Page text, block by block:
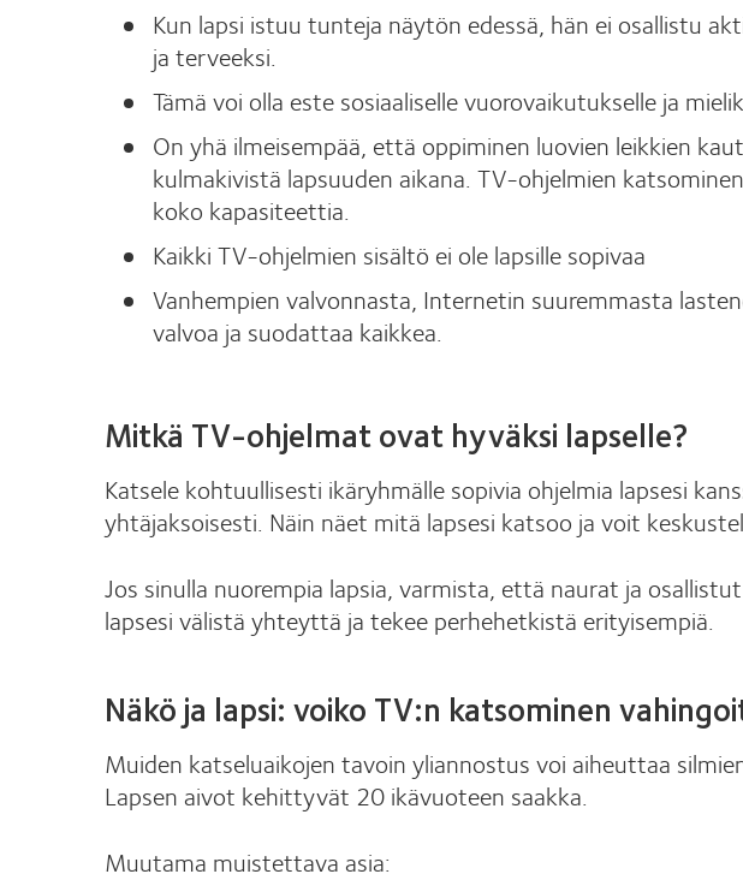
Kun lapsi istuu tunteja näytön edessä, hän ei osallistu
ja terveeksi.
Tämä voi olla este sosiaaliselle vuorovaikutukselle ja
On yhä ilmeisempää, että oppiminen luovien leikkien
kulmakivistä lapsuuden aikana. TV-ohjelmien
koko kapasiteettia.
Kaikki TV-ohjelmien sisältö ei ole lapsille sopivaa
Vanhempien valvonnasta, Internetin suuremmasta
valvoa ja suodattaa kaikkea.
Mitkä TV-ohjelmat ovat hyväksi lapselle?
Katsele kohtuullisesti ikäryhmälle sopivia ohjelmia lapsesi
yhtäjaksoisesti. Näin näet mitä lapsesi katsoo ja voit
Jos sinulla nuorempia lapsia, varmista, että naurat ja
lapsesi välistä yhteyttä ja tekee perhehetkistä erityisempiä.
Näkö ja lapsi: voiko TV:n katsominen
Muiden katseluaikojen tavoin yliannostus voi aiheuttaa
Lapsen aivot kehittyvät 20 ikävuoteen saakka.
Muutama muistettava asia: